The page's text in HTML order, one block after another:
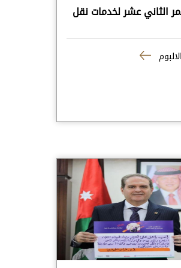
الثاني عشر لخدمات نقل